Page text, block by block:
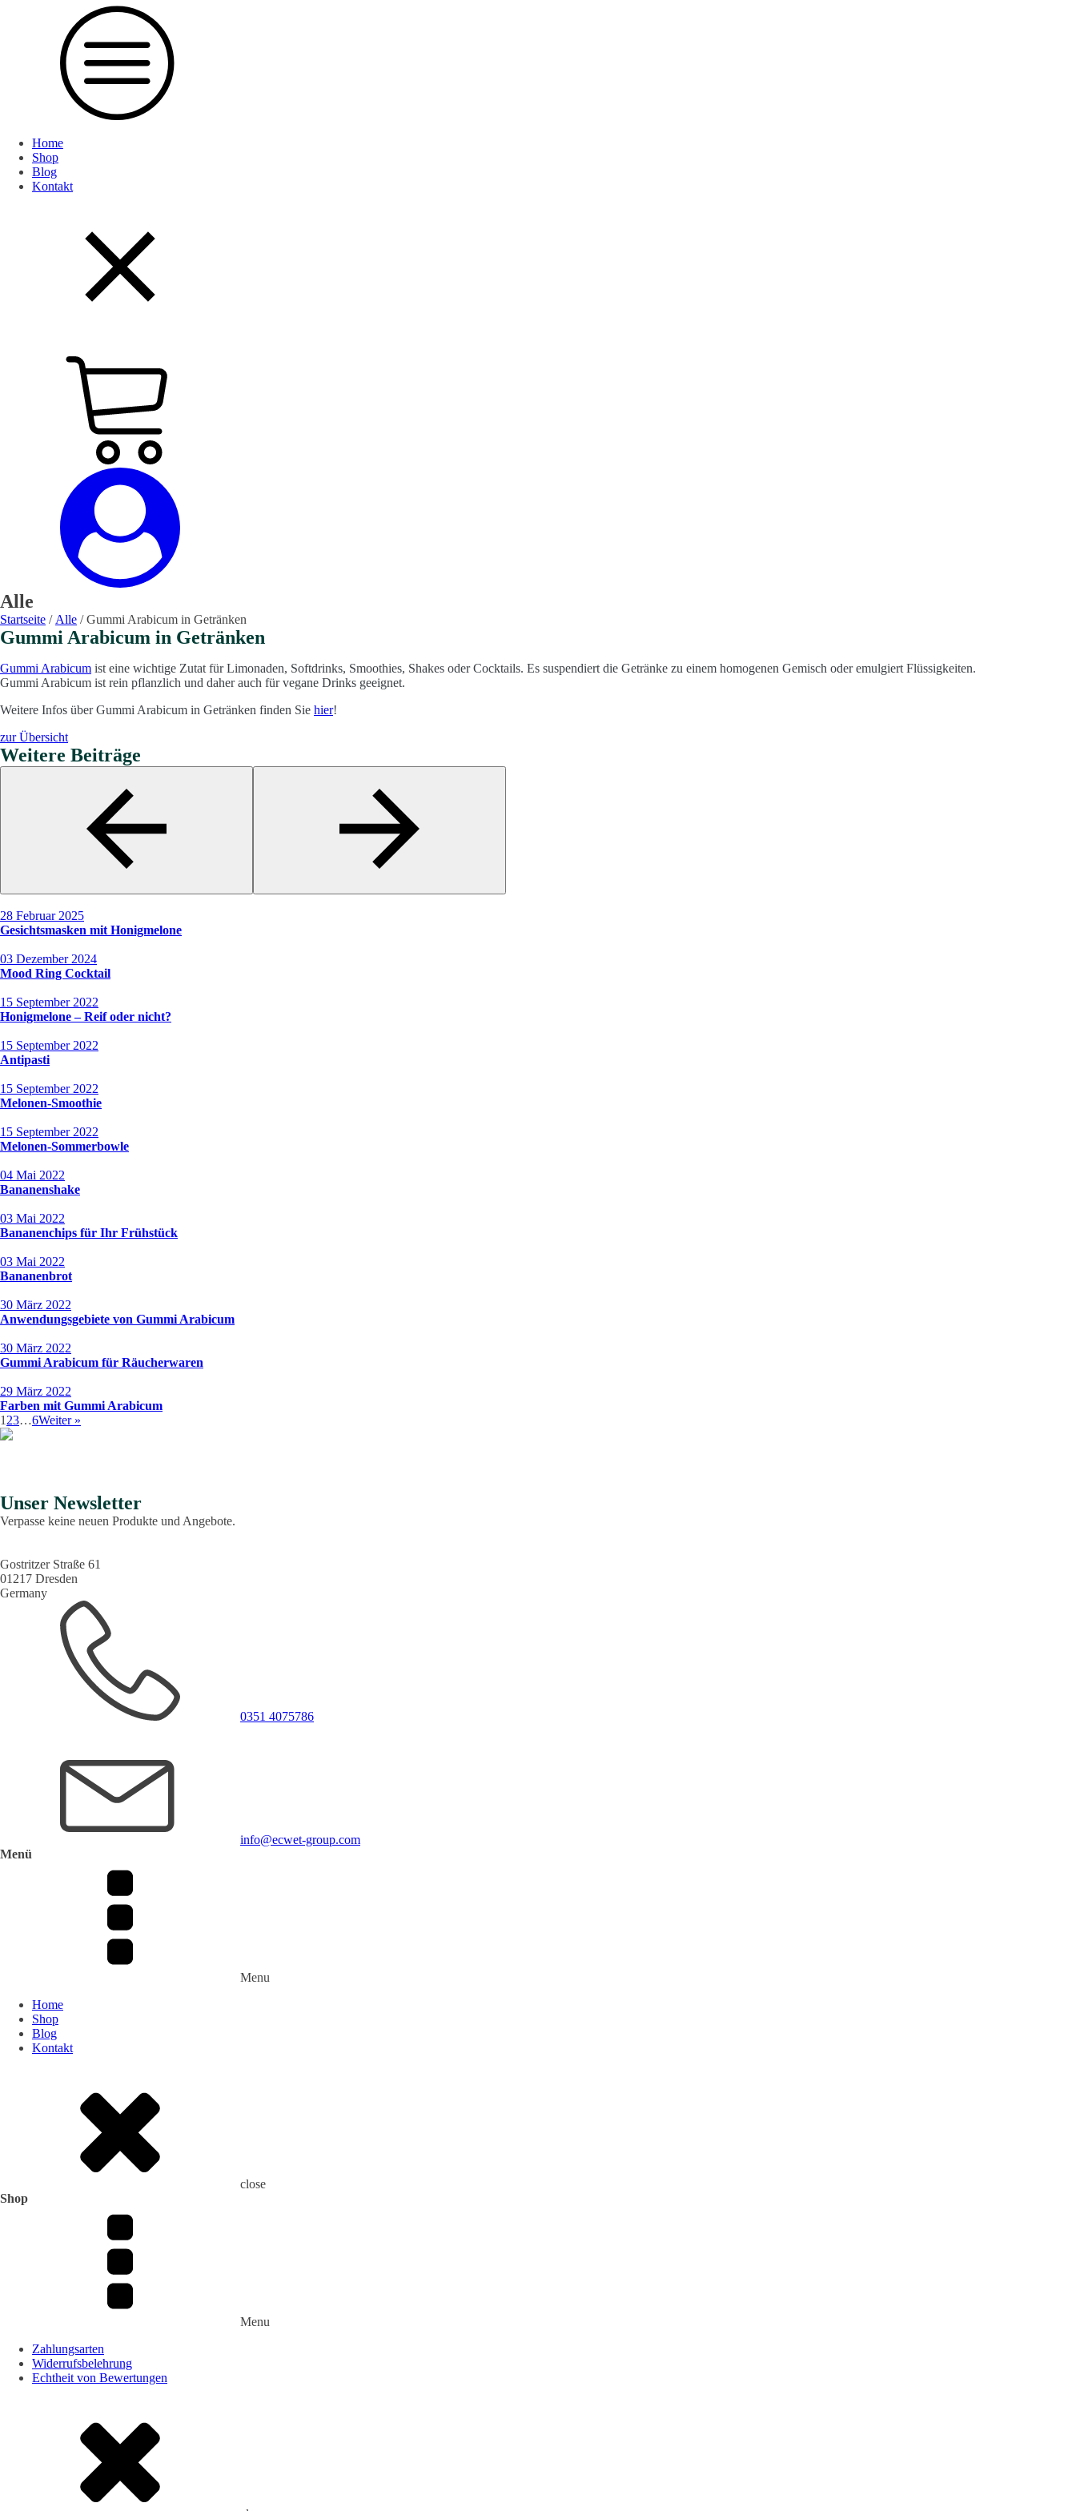
Home
Shop
Blog
Kontakt
Alle
Startseite / Alle / Gummi Arabicum in Getränken
Gummi Arabicum in Getränken
Gummi Arabicum ist eine wichtige Zutat für Limonaden, Softdrinks, Smoothies, Shakes oder Cocktails. Es suspendiert die Getränke zu einem homogenen Gemisch oder emulgiert Flüssigkeiten.
Gummi Arabicum ist rein pflanzlich und daher auch für vegane Drinks geeignet.
Weitere Infos über Gummi Arabicum in Getränken finden Sie hier!
zur Übersicht
Weitere Beiträge
28 Februar 2025
Gesichtsmasken mit Honigmelone
03 Dezember 2024
Mood Ring Cocktail
15 September 2022
Honigmelone – Reif oder nicht?
15 September 2022
Antipasti
15 September 2022
Melonen-Smoothie
15 September 2022
Melonen-Sommerbowle
04 Mai 2022
Bananenshake
03 Mai 2022
Bananenchips für Ihr Frühstück
03 Mai 2022
Bananenbrot
30 März 2022
Anwendungsgebiete von Gummi Arabicum
30 März 2022
Gummi Arabicum für Räucherwaren
29 März 2022
Farben mit Gummi Arabicum
1 23…6Weiter »
Unser Newsletter
Verpasse keine neuen Produkte und Angebote.
Gostritzer Straße 61
01217 Dresden
Germany
0351 4075786
info@ecwet-group.com
Menü
Menu
Home
Shop
Blog
Kontakt
close
Shop
Menu
Zahlungsarten
Widerrufsbelehrung
Echtheit von Bewertungen